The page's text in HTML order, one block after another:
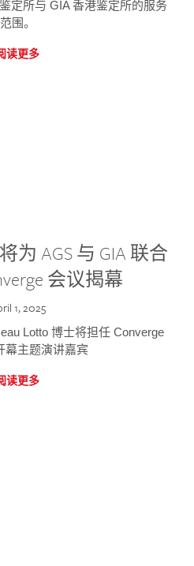
定所与 GIA 香港鉴定所的服务
范围。
读更多
为 AGS 与 GIA 联合
会议揭幕
1, 2025
Lotto 博士将担任 Converge
幕主题演讲嘉宾
读更多